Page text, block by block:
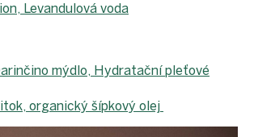
Levandulová voda
mýdlo, Hydratační pleťové
organický šípkový olej